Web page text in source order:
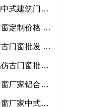
从古至今的中式建筑门窗到底有多美「冠墅阳光」
仿古中式门窗定制价格 铝合金仿古门窗报价
园林景区仿古门窗批发 铝合金仿古门窗采购-冠墅阳光
中式断桥铝仿古门窗批发 冠墅阳光仿古门窗 6000平米实体工厂
安徽仿古门窗厂家铝合金仿古门窗批发 免费设计出货快
六安仿古门窗厂家中式仿古门窗制作 6000平米源头厂家